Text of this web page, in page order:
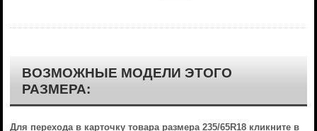
ВОЗМОЖНЫЕ МОДЕЛИ ЭТОГО
РАЗМЕРА:
Для перехода в карточку товара размера 235/65R18 кликните в